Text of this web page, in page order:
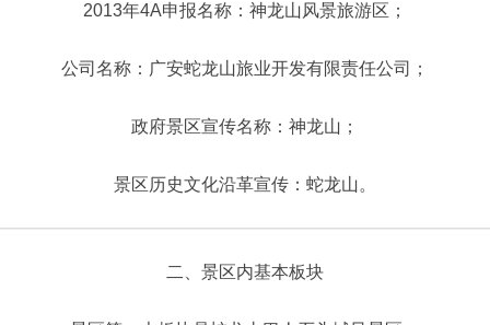
2013年4A申报名称：神龙山风景旅游区；
公司名称：广安蛇龙山旅业开发有限责任公司；
政府景区宣传名称：神龙山；
景区历史文化沿革宣传：蛇龙山。
二、景区内基本板块